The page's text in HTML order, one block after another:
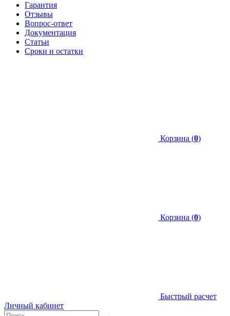
Гарантия
Отзывы
Вопрос-ответ
Документация
Статьи
Сроки и остатки
Корзина (0)
Корзина (0)
Быстрый расчет
Личный кабинет